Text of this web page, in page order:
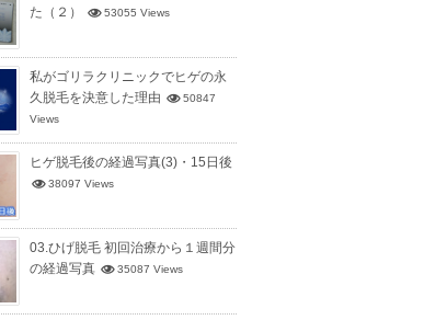
た（２）
53055 Views
私がゴリラクリニックでヒゲの永
久脱毛を決意した理由
50847
Views
ヒゲ脱毛後の経過写真(3)・15日後
38097 Views
03.ひげ脱毛 初回治療から１週間分
の経過写真
35087 Views